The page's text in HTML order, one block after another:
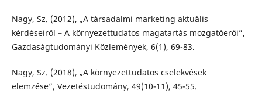
Nagy, Sz. (2012), „A társadalmi marketing aktuális
kérdéseiről – A környezettudatos magatartás mozgatóerői”,
Gazdaságtudományi Közlemények, 6(1), 69-83.
Nagy, Sz. (2018), „A környezettudatos cselekvések
elemzése”, Vezetéstudomány, 49(10-11), 45-55.